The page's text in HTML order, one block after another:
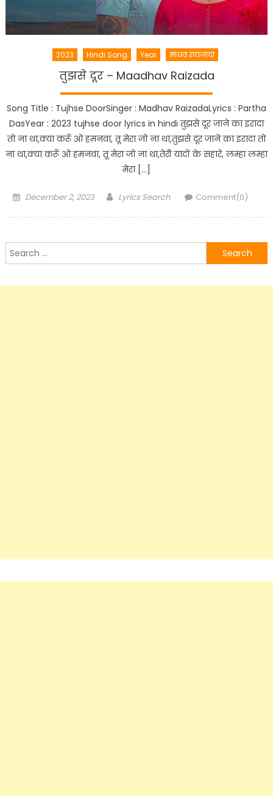
2023 Hindi Song Year माधव रायजादा
तुझसे दूर – Maadhav Raizada
Song Title : Tujhse DoorSinger : Madhav RaizadaLyrics : Partha
DasYear : 2023 tujhse door lyrics in hindi तुझसे दूर जाने का इरादा
तो ना था,क्या करूँ ओ हमनवा, तू मेरा जो ना था,तुझसे दूर जाने का इरादा तो
ना था,क्या करूँ ओ हमनवा, तू मेरा जो ना था,तेरी यादों के सहारे, लम्हा लम्हा
मेरा […]
Posted
December 2, 2023 Author
Lyrics Search Comment(0)
Search
for: